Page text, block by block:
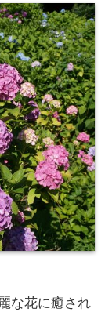
な花に癒され